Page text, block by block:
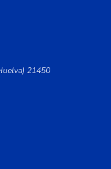
21450